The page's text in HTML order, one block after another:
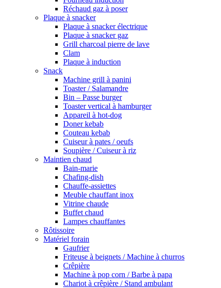
Réchaud gaz à poser
Plaque à snacker
Plaque à snacker électrique
Plaque à snacker gaz
Grill charcoal pierre de lave
Clam
Plaque à induction
Snack
Machine grill à panini
Toaster / Salamandre
Bin – Passe burger
Toaster vertical à hamburger
Appareil à hot-dog
Doner kebab
Couteau kebab
Cuiseur à pates / oeufs
Soupière / Cuiseur à riz
Maintien chaud
Bain-marie
Chafing-dish
Chauffe-assiettes
Meuble chauffant inox
Vitrine chaude
Buffet chaud
Lampes chauffantes
Rôtissoire
Matériel forain
Gaufrier
Friteuse à beignets / Machine à churros
Crêpière
Machine à pop corn / Barbe à papa
Chariot à crêpière / Stand ambulant